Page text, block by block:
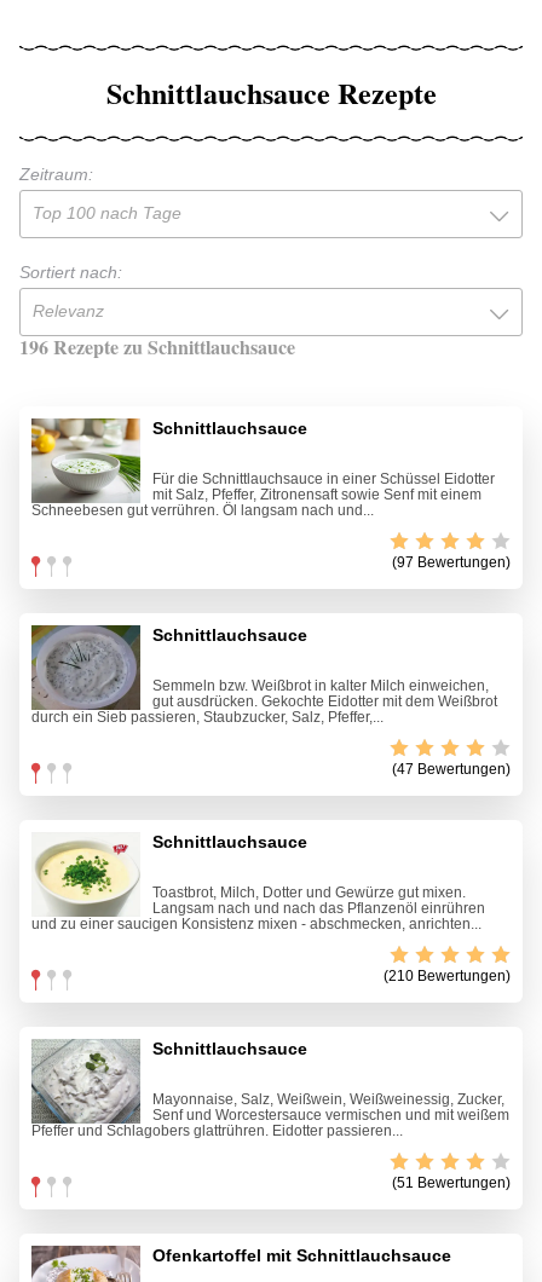
Schnittlauchsauce Rezepte
Zeitraum:
Top 100 nach Tage
Sortiert nach:
Relevanz
196 Rezepte zu Schnittlauchsauce
Schnittlauchsauce
Für die Schnittlauchsauce in einer Schüssel Eidotter
mit Salz, Pfeffer, Zitronensaft sowie Senf mit einem
Schneebesen gut verrühren. Öl langsam nach und...
(97 Bewertungen)
Schnittlauchsauce
Semmeln bzw. Weißbrot in kalter Milch einweichen,
gut ausdrücken. Gekochte Eidotter mit dem Weißbrot
durch ein Sieb passieren, Staubzucker, Salz, Pfeffer,...
(47 Bewertungen)
Schnittlauchsauce
Toastbrot, Milch, Dotter und Gewürze gut mixen.
Langsam nach und nach das Pflanzenöl einrühren
und zu einer saucigen Konsistenz mixen - abschmecken, anrichten...
(210 Bewertungen)
Schnittlauchsauce
Mayonnaise, Salz, Weißwein, Weißweinessig, Zucker,
Senf und Worcestersauce vermischen und mit weißem
Pfeffer und Schlagobers glattrühren. Eidotter passieren...
(51 Bewertungen)
Ofenkartoffel mit Schnittlauchsauce